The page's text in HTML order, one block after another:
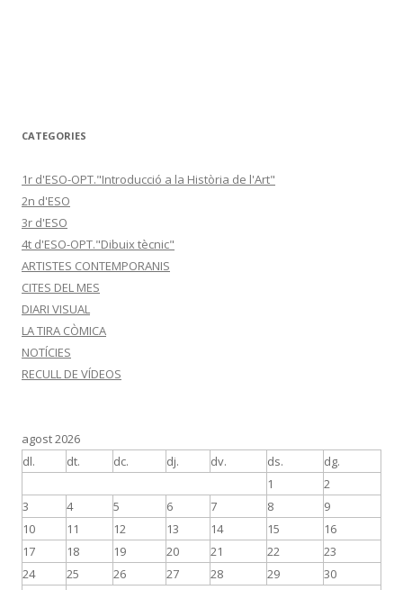
CATEGORIES
1r d'ESO-OPT."Introducció a la Història de l'Art"
2n d'ESO
3r d'ESO
4t d'ESO-OPT."Dibuix tècnic"
ARTISTES CONTEMPORANIS
CITES DEL MES
DIARI VISUAL
LA TIRA CÒMICA
NOTÍCIES
RECULL DE VÍDEOS
agost 2026
dl.
dt. dc. dj. dv. ds.
dg.
1
2
3
4 5 6 7 8
9
10
11 12 13 14 15
16
17
18 19 20 21 22
23
24
25 26 27 28 29
30